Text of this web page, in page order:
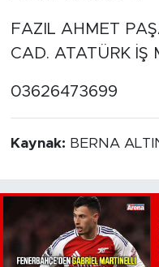
FAZIL AHMET
CAD. ATATÜRK İŞ
03626473699
Kaynak: BERNA